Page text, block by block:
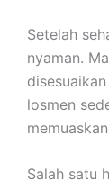
Setelah
nyaman.
losmen
Salah satu